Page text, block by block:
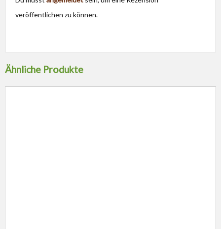
veröffentlichen zu können.
Ähnliche Produkte